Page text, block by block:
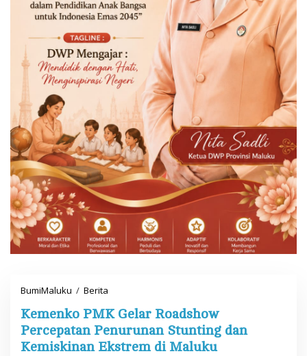
BumiMaluku / Berita
m
n
k
Kemenko PMK Gelar Roadshow
Percepatan Penurunan Stunting dan
Kemiskinan Ekstrem di Maluku